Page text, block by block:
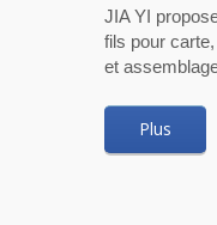
JIA YI
fils pour
et
Plus